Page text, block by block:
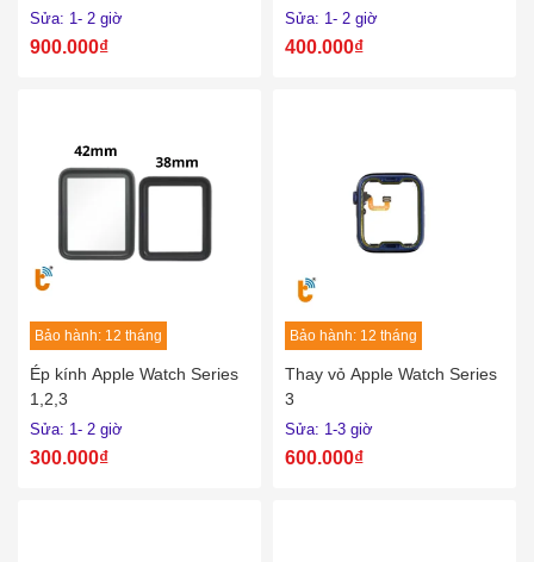
Sửa: 1- 2 giờ
900.000₫
Sửa: 1- 2 giờ
400.000₫
Bảo hành: 12 tháng
Ép kính Apple Watch Series
1,2,3
Sửa: 1- 2 giờ
300.000₫
Bảo hành: 12 tháng
Thay vỏ Apple Watch Series
3
Sửa: 1-3 giờ
600.000₫